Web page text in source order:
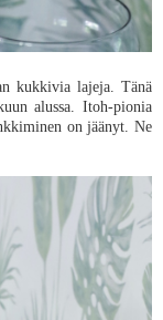
kukkivia lajeja. Tänä
alussa. Itoh-pionia
on jäänyt. Ne